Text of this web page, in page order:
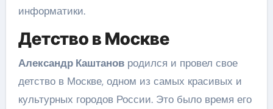
информатики.
Детство в Москве
Александр Каштановродился и провел свое
детство в Москве, одном из самых красивых и
культурных городов России. Это было время его